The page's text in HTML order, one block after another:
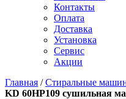
Контакты
Оплата
Доставка
Установка
Сервис
Акции
Главная /Стиральные
KD 60HP109 сушильная